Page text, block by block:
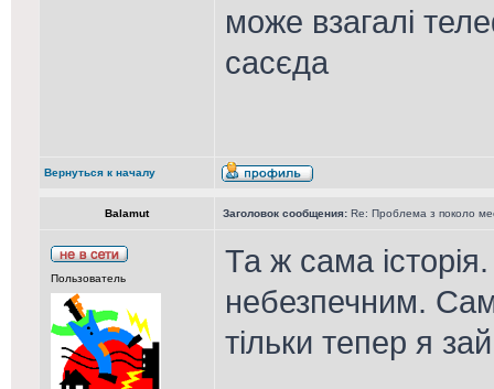
може взагалі
сасєда
Вернуться к началу
Balamut Заголовок сообщения: Re: Проблема з поколо
Пользователь
Та ж сама
небезпечним.
тільки тепер я